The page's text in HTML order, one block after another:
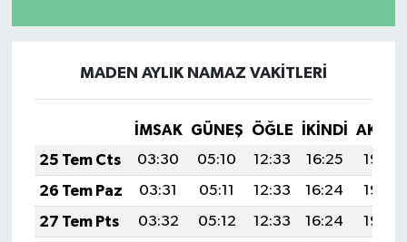
MADEN AYLIK NAMAZ VAKITLERI
İMSAK GÜNEŞ ÖĞLE İKINDI
25 Tem Cts
03:30 05:10 12:33 16:25
19:46
26 Tem Paz
03:31 05:11 12:33 16:24
19:45
27 Tem Pts
03:32 05:12 12:33 16:24
19:44